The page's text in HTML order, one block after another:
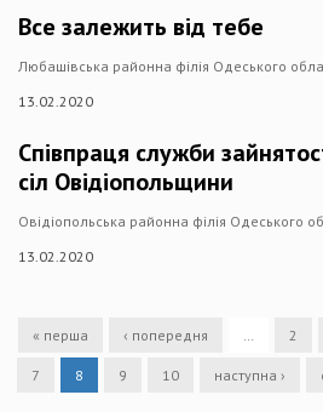
Все залежить від тебе
Любашівська районна філія Одеського
13.02.2020
Співпраця служби
сіл Овідіопольщини
Овідіопольська районна філія Одеського
13.02.2020
« перша ‹ попередня … 2
7 8 9 10 наступна ›